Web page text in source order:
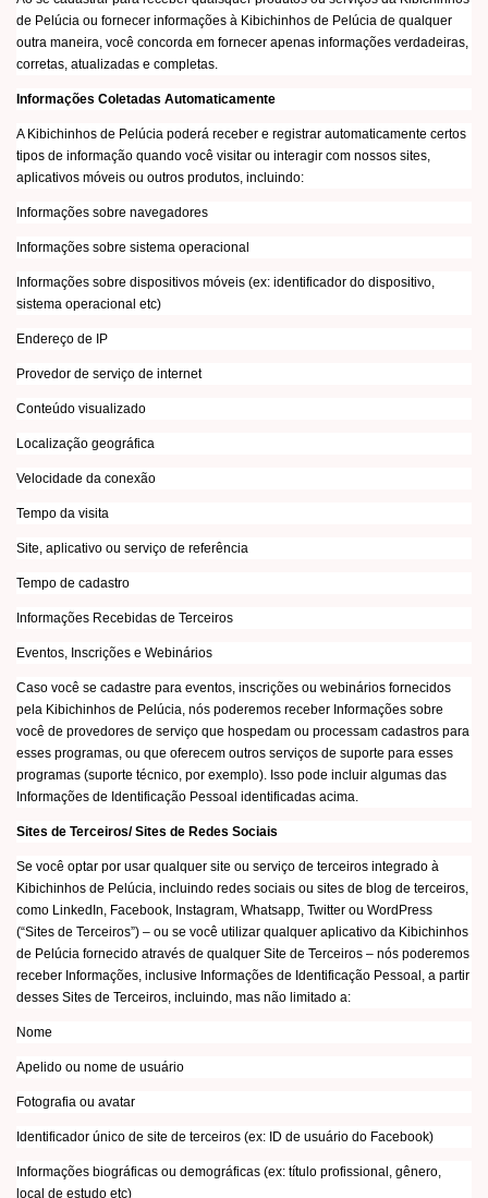
de Pelúcia ou fornecer informações à Kibichinhos de Pelúcia de qualquer
outra maneira, você concorda em fornecer apenas informações verdadeiras,
corretas, atualizadas e completas.
Informações Coletadas Automaticamente
A Kibichinhos de Pelúcia poderá receber e registrar automaticamente certos
tipos de informação quando você visitar ou interagir com nossos sites,
aplicativos móveis ou outros produtos, incluindo:
Informações sobre navegadores
Informações sobre sistema operacional
Informações sobre dispositivos móveis (ex: identificador do dispositivo,
sistema operacional etc)
Endereço de IP
Provedor de serviço de internet
Conteúdo visualizado
Localização geográfica
Velocidade da conexão
Tempo da visita
Site, aplicativo ou serviço de referência
Tempo de cadastro
Informações Recebidas de Terceiros
Eventos, Inscrições e Webinários
Caso você se cadastre para eventos, inscrições ou webinários fornecidos
pela Kibichinhos de Pelúcia, nós poderemos receber Informações sobre
você de provedores de serviço que hospedam ou processam cadastros para
esses programas, ou que oferecem outros serviços de suporte para esses
programas (suporte técnico, por exemplo). Isso pode incluir algumas das
Informações de Identificação Pessoal identificadas acima.
Sites de Terceiros/ Sites de Redes Sociais
Se você optar por usar qualquer site ou serviço de terceiros integrado à
Kibichinhos de Pelúcia, incluindo redes sociais ou sites de blog de terceiros,
como LinkedIn, Facebook, Instagram, Whatsapp, Twitter ou WordPress
(“Sites de Terceiros”) – ou se você utilizar qualquer aplicativo da Kibichinhos
de Pelúcia fornecido através de qualquer Site de Terceiros – nós poderemos
receber Informações, inclusive Informações de Identificação Pessoal, a partir
desses Sites de Terceiros, incluindo, mas não limitado a:
Nome
Apelido ou nome de usuário
Fotografia ou avatar
Identificador único de site de terceiros (ex: ID de usuário do Facebook)
Informações biográficas ou demográficas (ex: título profissional, gênero,
local de estudo etc)